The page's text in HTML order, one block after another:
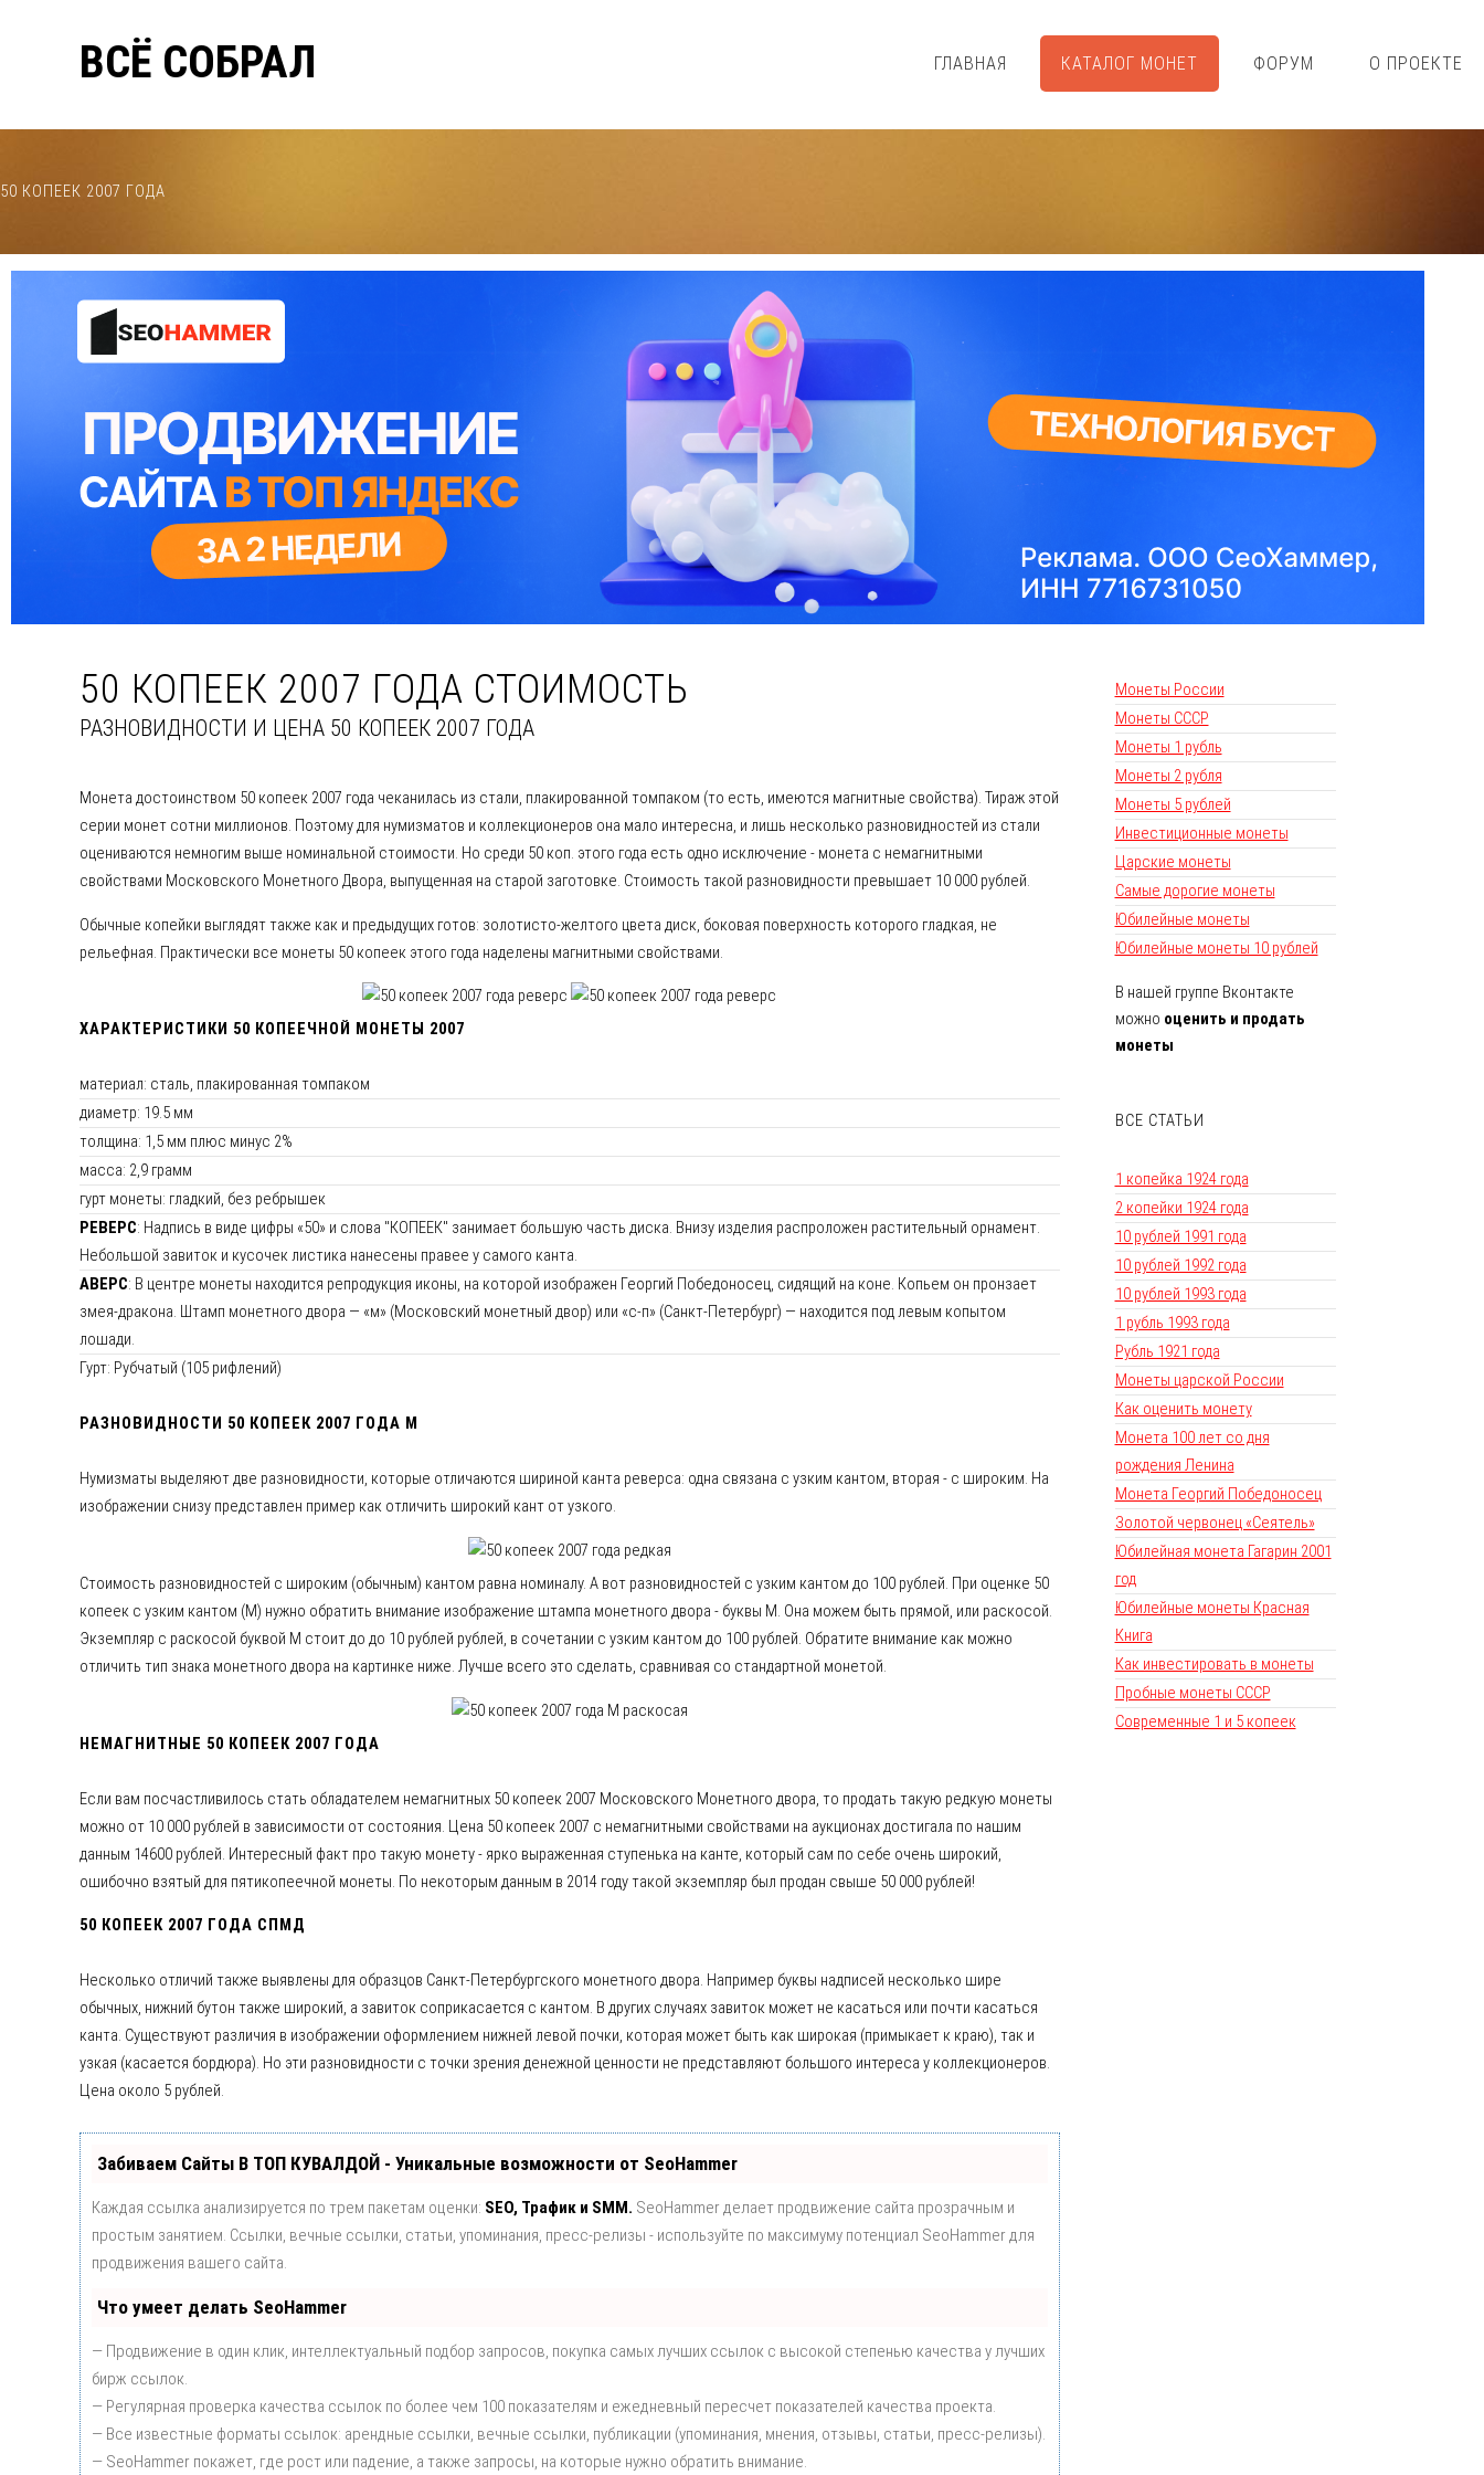
ВСЁ СОБРАЛ ГЛАВНАЯ КАТАЛОГ МОНЕТ ФОРУМ О ПРОЕКТЕ
50 КОПЕЕК 2007 ГОДА
50 КОПЕЕК 2007 ГОДА СТОИМОСТЬ
РАЗНОВИДНОСТИ И ЦЕНА 50 КОПЕЕК 2007 ГОДА
Монета достоинством 50 копеек 2007 года чеканилась из стали, плакированной томпаком (то есть, имеются магнитные свойства). Тираж этой
серии монет сотни миллионов. Поэтому для нумизматов и коллекционеров она мало интересна, и лишь несколько разновидностей из стали
оцениваются немногим выше номинальной стоимости. Но среди 50 коп. этого года есть одно исключение - монета с немагнитными
свойствами Московского Монетного Двора, выпущенная на старой заготовке. Стоимость такой разновидности превышает 10 000 рублей.
Обычные копейки выглядят также как и предыдущих готов: золотисто-желтого цвета диск, боковая поверхность которого гладкая, не
рельефная. Практически все монеты 50 копеек этого года наделены магнитными свойствами.
ХАРАКТЕРИСТИКИ 50 КОПЕЕЧНОЙ МОНЕТЫ 2007
материал: сталь, плакированная томпаком
диаметр: 19.5 мм
толщина: 1,5 мм плюс минус 2%
масса: 2,9 грамм
гурт монеты: гладкий, без ребрышек
РЕВЕРС: Надпись в виде цифры «50» и слова "КОПЕЕК" занимает большую часть диска. Внизу изделия распроложен растительный орнамент.
Небольшой завиток и кусочек листика нанесены правее у самого канта.
АВЕРС: В центре монеты находится репродукция иконы, на которой изображен Георгий Победоносец, сидящий на коне. Копьем он пронзает
змея-дракона. Штамп монетного двора — «м» (Московский монетный двор) или «с-п» (Санкт-Петербург) — находится под левым копытом
лошади.
Гурт: Рубчатый (105 рифлений)
РАЗНОВИДНОСТИ 50 КОПЕЕК 2007 ГОДА М
Нумизматы выделяют две разновидности, которые отличаются шириной канта реверса: одна связана с узким кантом, вторая - с широким. На
изображении снизу представлен пример как отличить широкий кант от узкого.
Стоимость разновидностей с широким (обычным) кантом равна номиналу. А вот разновидностей с узким кантом до 100 рублей. При оценке 50
копеек с узким кантом (М) нужно обратить внимание изображение штампа монетного двора - буквы М. Она можем быть прямой, или раскосой.
Экземпляр с раскосой буквой М стоит до до 10 рублей рублей, в сочетании с узким кантом до 100 рублей. Обратите внимание как можно
отличить тип знака монетного двора на картинке ниже. Лучше всего это сделать, сравнивая со стандартной монетой.
НЕМАГНИТНЫЕ 50 КОПЕЕК 2007 ГОДА
Если вам посчастливилось стать обладателем немагнитных 50 копеек 2007 Московского Монетного двора, то продать такую редкую монеты
можно от 10 000 рублей в зависимости от состояния. Цена 50 копеек 2007 с немагнитными свойствами на аукционах достигала по нашим
данным 14600 рублей. Интересный факт про такую монету - ярко выраженная ступенька на канте, который сам по себе очень широкий,
ошибочно взятый для пятикопеечной монеты. По некоторым данным в 2014 году такой экземпляр был продан свыше 50 000 рублей!
50 КОПЕЕК 2007 ГОДА СПМД
Несколько отличий также выявлены для образцов Санкт-Петербургского монетного двора. Например буквы надписей несколько шире
обычных, нижний бутон также широкий, а завиток соприкасается с кантом. В других случаях завиток может не касаться или почти касаться
канта. Существуют различия в изображении оформлением нижней левой почки, которая может быть как широкая (примыкает к краю), так и
узкая (касается бордюра). Но эти разновидности с точки зрения денежной ценности не представляют большого интереса у коллекционеров.
Цена около 5 рублей.
Забиваем Сайты В ТОП КУВАЛДОЙ - Уникальные возможности от SeoHammer
Каждая ссылка анализируется по трем пакетам оценки: SEO, Трафик и SMM. SeoHammer делает продвижение сайта прозрачным и
простым занятием. Ссылки, вечные ссылки, статьи, упоминания, пресс-релизы - используйте по максимуму потенциал SeoHammer для
продвижения вашего сайта.
Что умеет делать SeoHammer
— Продвижение в один клик, интеллектуальный подбор запросов, покупка самых лучших ссылок с высокой степенью качества у лучших
бирж ссылок.
— Регулярная проверка качества ссылок по более чем 100 показателям и ежедневный пересчет показателей качества проекта.
— Все известные форматы ссылок: арендные ссылки, вечные ссылки, публикации (упоминания, мнения, отзывы, статьи, пресс-релизы).
— SeoHammer покажет, где рост или падение, а также запросы, на которые нужно обратить внимание.
Монеты России
Монеты СССР
Монеты 1 рубль
Монеты 2 рубля
Монеты 5 рублей
Инвестиционные монеты
Царские монеты
Самые дорогие монеты
Юбилейные монеты
Юбилейные монеты 10 рублей
В нашей группе Вконтакте
можно оценить и продать
монеты
ВСЕ СТАТЬИ
1 копейка 1924 года
2 копейки 1924 года
10 рублей 1991 года
10 рублей 1992 года
10 рублей 1993 года
1 рубль 1993 года
Рубль 1921 года
Монеты царской России
Как оценить монету
Монета 100 лет со дня
рождения Ленина
Монета Георгий Победоносец
Золотой червонец «Сеятель»
Юбилейная монета Гагарин 2001
год
Юбилейные монеты Красная
Книга
Как инвестировать в монеты
Пробные монеты СССР
Современные 1 и 5 копеек